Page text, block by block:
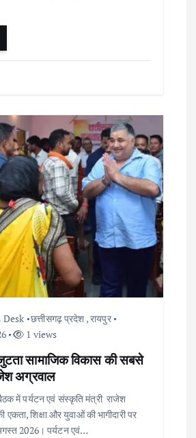
Desk छत्तीसगढ़ प्रदेश ,रायपुर
1 views
सामाजिक विकास की सबसे
अग्रवाल
में पर्यटन एवं संस्कृति मंत्री राजेश
शिक्षा और युवाओं की भागीदारी पर
2026। पर्यटन एवं…